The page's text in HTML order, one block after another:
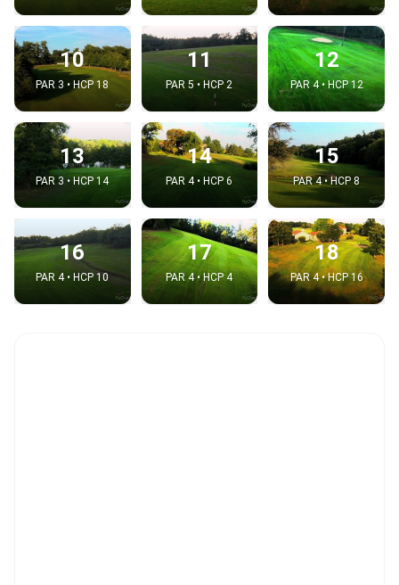
10
PAR 3 • HCP 18
11
PAR 5 • HCP 2
12
PAR 4 • HCP 12
13
PAR 3 • HCP 14
14
PAR 4 • HCP 6
15
PAR 4 • HCP 8
16
PAR 4 • HCP 10
17
PAR 4 • HCP 4
18
PAR 4 • HCP 16